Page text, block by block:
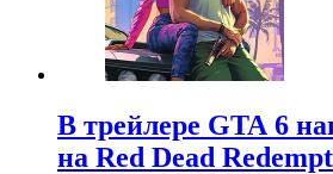
В трейлере GTA 6
на Red Dead